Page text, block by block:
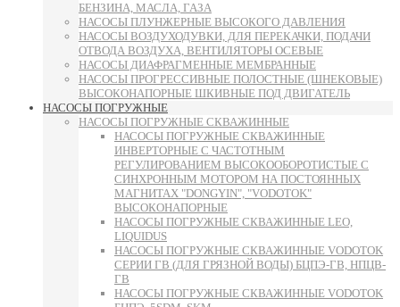
БЕНЗИНА, МАСЛА, ГАЗА
НАСОСЫ ПЛУНЖЕРНЫЕ ВЫСОКОГО ДАВЛЕНИЯ
НАСОСЫ ВОЗДУХОДУВКИ, ДЛЯ ПЕРЕКАЧКИ, ПОДАЧИ
ОТВОДА ВОЗДУХА, ВЕНТИЛЯТОРЫ ОСЕВЫЕ
НАСОСЫ ДИАФРАГМЕННЫЕ МЕМБРАННЫЕ
НАСОСЫ ПРОГРЕССИВНЫЕ ПОЛОСТНЫЕ (ШНЕКОВЫЕ)
ВЫСОКОНАПОРНЫЕ ШКИВНЫЕ ПОД ДВИГАТЕЛЬ
НАСОСЫ ПОГРУЖНЫЕ
НАСОСЫ ПОГРУЖНЫЕ СКВАЖИННЫЕ
НАСОСЫ ПОГРУЖНЫЕ СКВАЖИННЫЕ
ИНВЕРТОРНЫЕ С ЧАСТОТНЫМ
РЕГУЛИРОВАНИЕМ ВЫСОКООБОРОТИСТЫЕ С
СИНХРОННЫМ МОТОРОМ НА ПОСТОЯННЫХ
МАГНИТАХ "DONGYIN", "VODOTOK"
ВЫСОКОНАПОРНЫЕ
НАСОСЫ ПОГРУЖНЫЕ СКВАЖИННЫЕ LEO,
LIQUIDUS
НАСОСЫ ПОГРУЖНЫЕ СКВАЖИННЫЕ VODOTOK
СЕРИИ ГВ (ДЛЯ ГРЯЗНОЙ ВОДЫ) БЦПЭ-ГВ, НПЦВ-
ГВ
НАСОСЫ ПОГРУЖНЫЕ СКВАЖИННЫЕ VODOTOK